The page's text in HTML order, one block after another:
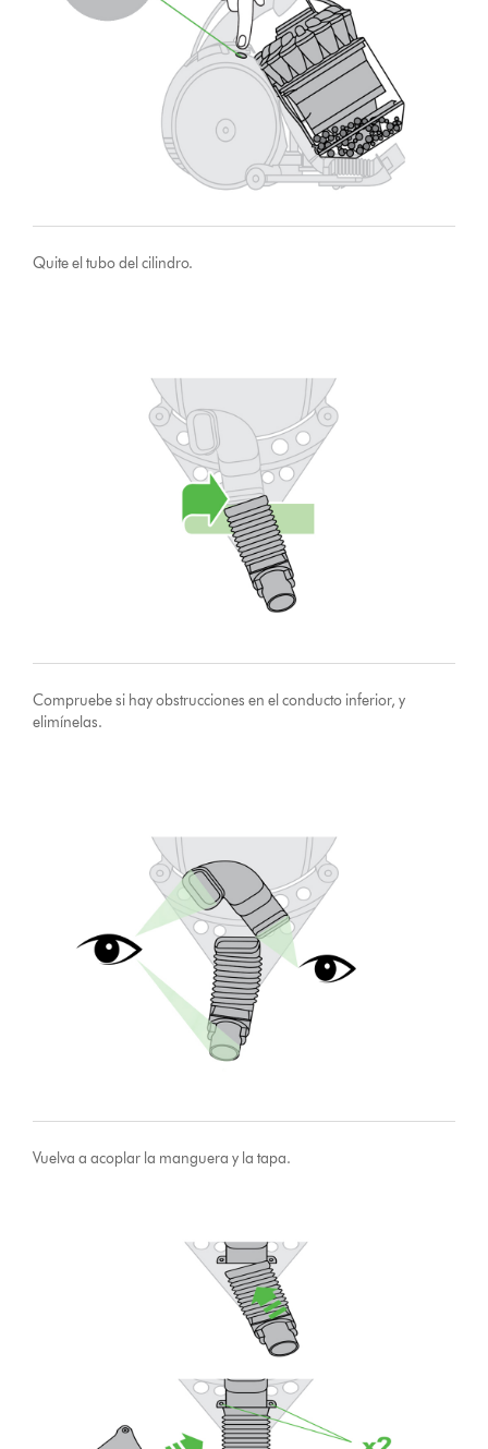
Quite el tubo del cilindro.
Compruebe si hay obstrucciones en el conducto inferior, y
elimínelas.
Vuelva a acoplar la manguera y la tapa.